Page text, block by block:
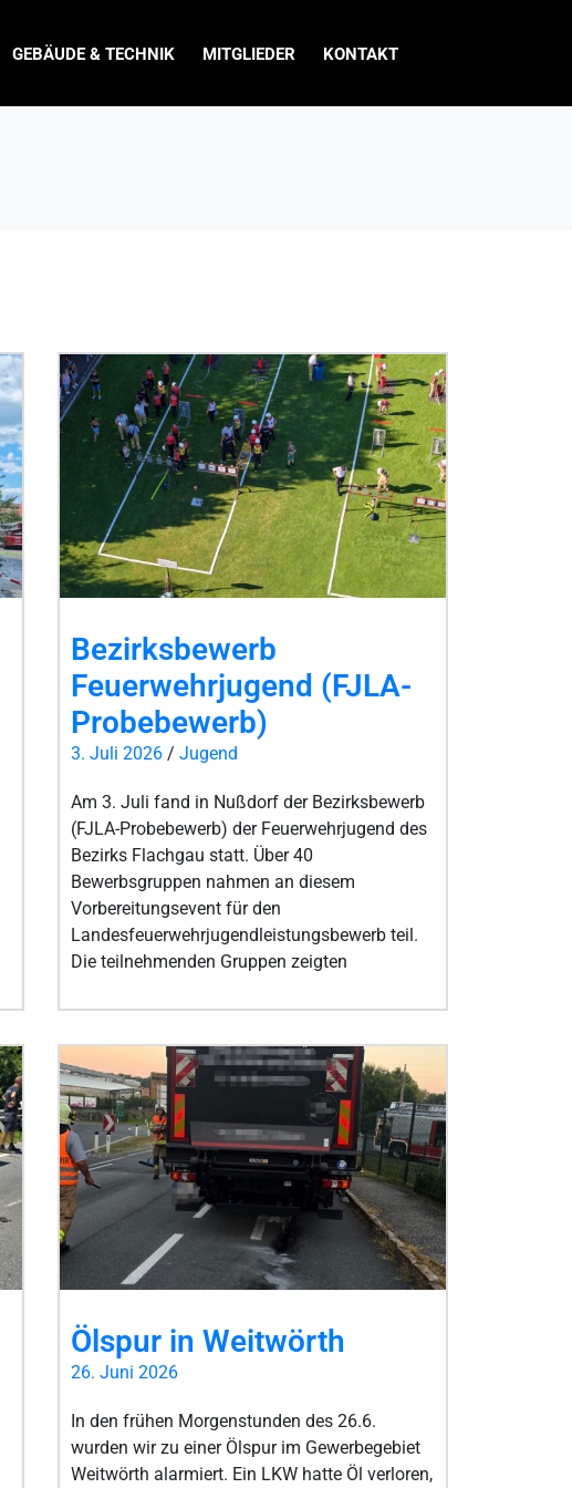
GEBÄUDE & TECHNIK MITGLIEDER KONTAKT
Bezirksbewerb
Feuerwehrjugend (FJLA-
Probebewerb)
3. Juli 2026 / Jugend
Am 3. Juli fand in Nußdorf der Bezirksbewerb
(FJLA-Probebewerb) der Feuerwehrjugend des
Bezirks Flachgau statt. Über 40
Bewerbsgruppen nahmen an diesem
Vorbereitungsevent für den
Landesfeuerwehrjugendleistungsbewerb teil.
Die teilnehmenden Gruppen zeigten
Ölspur in Weitwörth
26. Juni 2026
In den frühen Morgenstunden des 26.6.
wurden wir zu einer Ölspur im Gewerbegebiet
Weitwörth alarmiert. Ein LKW hatte Öl verloren,